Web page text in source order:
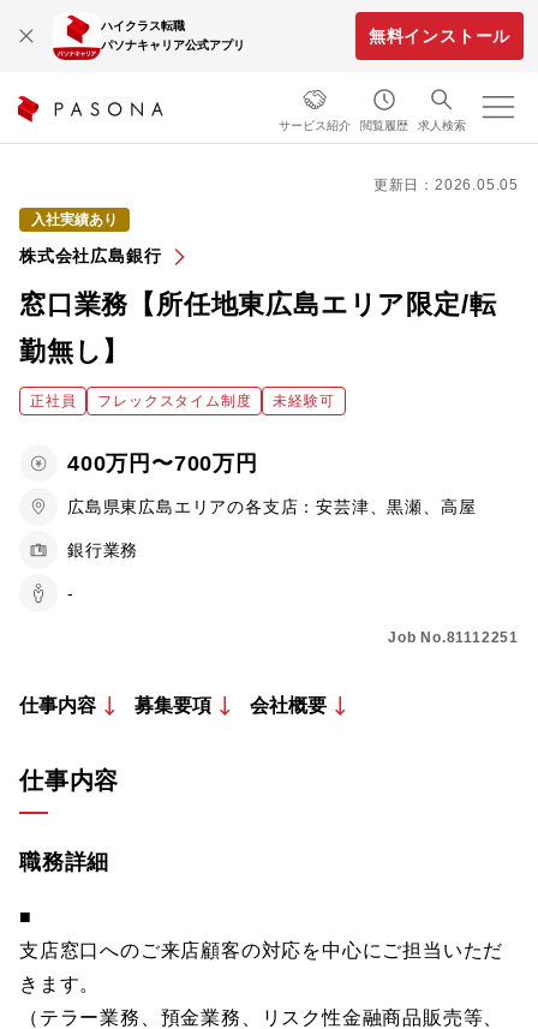
ハイクラス転職
パソナキャリア公式アプリ
無料インストール
サービス紹介 閲覧履歴 求人検索
更新日：2026.05.05
入社実績あり
株式会社広島銀行
窓口業務【所任地東広島エリア限定/転
勤無し】
正社員 フレックスタイム制度 未経験可
400万円〜700万円
広島県東広島エリアの各支店：安芸津、黒瀬、高屋
銀行業務
-
Job No.81112251
仕事内容 募集要項 会社概要
仕事内容
職務詳細
■
支店窓口へのご来店顧客の対応を中心にご担当いただ
きます。
（テラー業務、預金業務、リスク性金融商品販売等、